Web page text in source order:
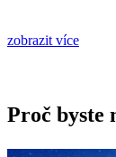
zobrazit více
Proč byste